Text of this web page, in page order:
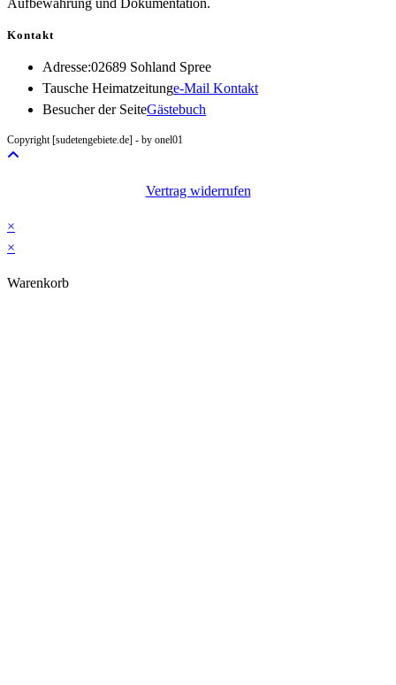
Aufbewahrung und Dokumentation.
Kontakt
Adresse:02689 Sohland Spree
Tausche Heimatzeitunge-Mail KontaktOpens
Besucher der SeiteGästebuch
Copyright [sudetengebiete.de] - by onel01
Vertrag widerrufen
×
×
Warenkorb